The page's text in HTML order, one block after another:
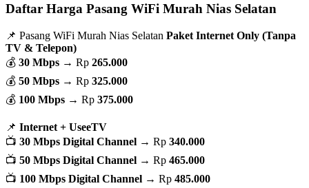
Daftar Harga Pasang WiFi Murah Nias Selatan
📌 Pasang WiFi Murah Nias Selatan Paket Internet Only (Tanpa
TV & Telepon)
💰 30 Mbps → Rp 265.000
💰 50 Mbps → Rp 325.000
💰 100 Mbps → Rp 375.000
📌 Internet + UseeTV
📺 30 Mbps Digital Channel → Rp 340.000
📺 50 Mbps Digital Channel → Rp 465.000
📺 100 Mbps Digital Channel → Rp 485.000